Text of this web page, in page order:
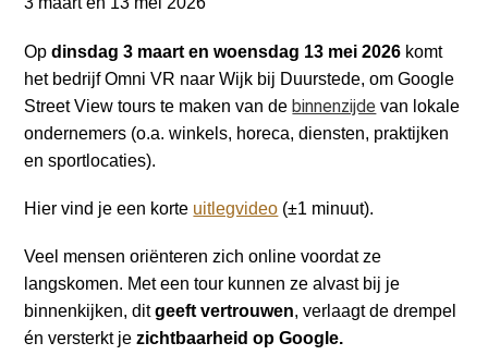
u
i
c
o
n
t
Opdinsdag 3 maart en woensdag 13 mei 2026 komt
het bedrijf Omni VR naar Wijk bij Duurstede, om Google
Street View tours te maken van de binnenzijde van lokale
ondernemers (o.a. winkels, horeca, diensten, praktijken
en sportlocaties).
Hier vind je een korte uitlegvideo (±1 minuut).
Veel mensen oriënteren zich online voordat ze
langskomen. Met een tour kunnen ze alvast bij je
binnenkijken, ditgeeft vertrouwen, verlaagt de drempel
én versterkt jezichtbaarheid op Google.